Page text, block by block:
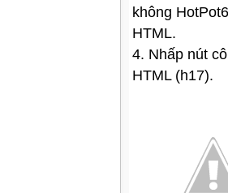
không
HTML.
4. Nhấp nút
HTML (h17).